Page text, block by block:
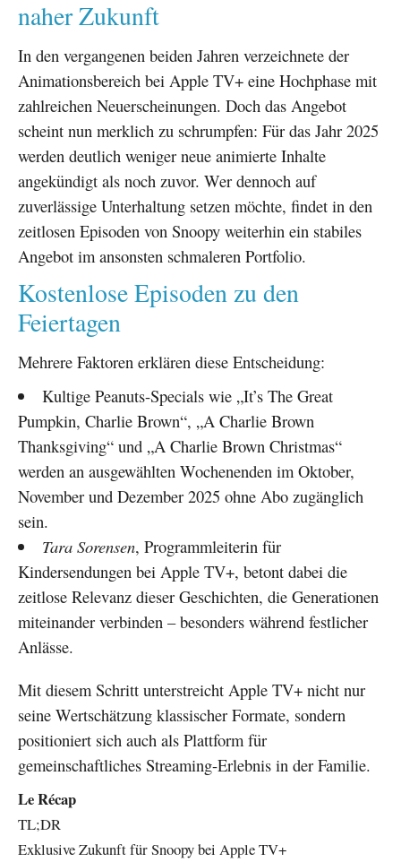
naher Zukunft
In den vergangenen beiden Jahren verzeichnete der
Animationsbereich bei Apple TV+ eine Hochphase mit
zahlreichen Neuerscheinungen. Doch das Angebot
scheint nun merklich zu schrumpfen: Für das Jahr 2025
werden deutlich weniger neue animierte Inhalte
angekündigt als noch zuvor. Wer dennoch auf
zuverlässige Unterhaltung setzen möchte, findet in den
zeitlosen Episoden von Snoopy weiterhin ein stabiles
Angebot im ansonsten schmaleren Portfolio.
Kostenlose Episoden zu den
Feiertagen
Mehrere Faktoren erklären diese Entscheidung:
Kultige Peanuts-Specials wie „It’s The Great
Pumpkin, Charlie Brown“, „A Charlie Brown
Thanksgiving“ und „A Charlie Brown Christmas“
werden an ausgewählten Wochenenden im Oktober,
November und Dezember 2025 ohne Abo zugänglich
sein.
Tara Sorensen, Programmleiterin für
Kindersendungen bei Apple TV+, betont dabei die
zeitlose Relevanz dieser Geschichten, die Generationen
miteinander verbinden – besonders während festlicher
Anlässe.
Mit diesem Schritt unterstreicht Apple TV+ nicht nur
seine Wertschätzung klassischer Formate, sondern
positioniert sich auch als Plattform für
gemeinschaftliches Streaming-Erlebnis in der Familie.
Le Récap
TL;DR
Exklusive Zukunft für Snoopy bei Apple TV+